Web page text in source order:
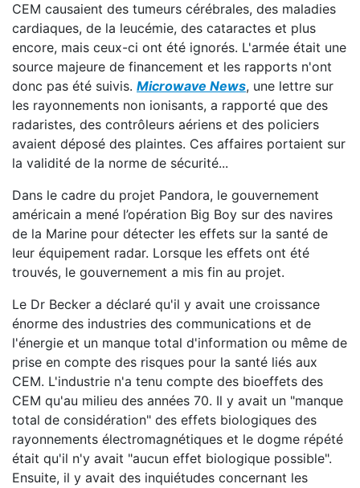
CEM causaient des tumeurs cérébrales, des maladies
cardiaques, de la leucémie, des cataractes et plus
encore, mais ceux-ci ont été ignorés. L'armée était une
source majeure de financement et les rapports n'ont
donc pas été suivis. Microwave News, une lettre sur
les rayonnements non ionisants, a rapporté que des
radaristes, des contrôleurs aériens et des policiers
avaient déposé des plaintes. Ces affaires portaient sur
la validité de la norme de sécurité...
Dans le cadre du projet Pandora, le gouvernement
américain a mené l’opération Big Boy sur des navires
de la Marine pour détecter les effets sur la santé de
leur équipement radar. Lorsque les effets ont été
trouvés, le gouvernement a mis fin au projet.
Le Dr Becker a déclaré qu'il y avait une croissance
énorme des industries des communications et de
l'énergie et un manque total d'information ou même de
prise en compte des risques pour la santé liés aux
CEM. L'industrie n'a tenu compte des bioeffets des
CEM qu'au milieu des années 70. Il y avait un "manque
total de considération" des effets biologiques des
rayonnements électromagnétiques et le dogme répété
était qu'il n'y avait "aucun effet biologique possible".
Ensuite, il y avait des inquiétudes concernant les